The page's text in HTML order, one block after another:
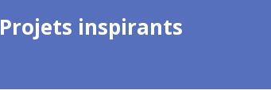
Projets inspirants